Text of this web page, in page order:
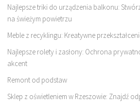
Najlepsze triki do urządzenia balkonu:
na świeżym powietrzu
Meble z recyklingu: Kreatywne
Najlepsze rolety i zasłony: Ochrona
akcent
Remont od podstaw
Sklep z oświetleniem w Rzeszowie: Znajdź